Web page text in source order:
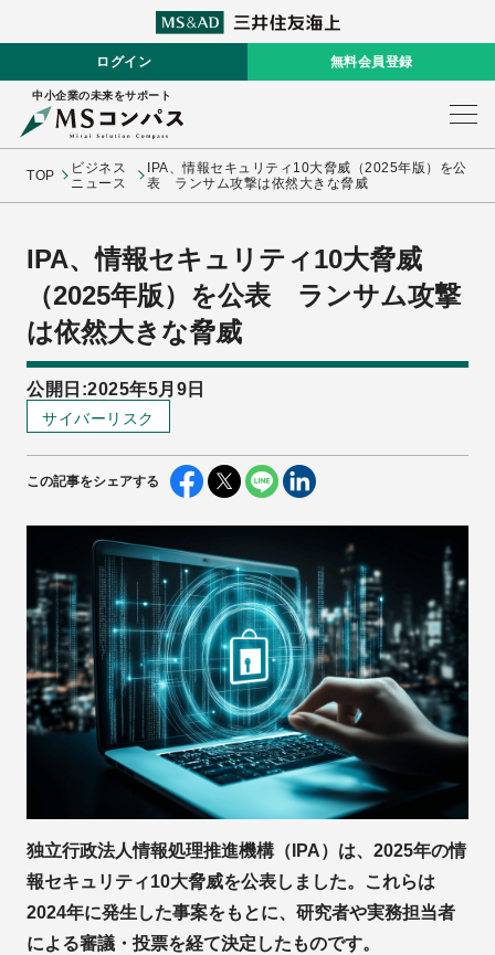
ログイン 無料会員登録
中小企業の未来をサポート
TOP
ビジネス
ニュース
IPA、情報セキュリティ10大脅威（2025年版）を公
表 ランサム攻撃は依然大きな脅威
IPA、情報セキュリティ10大脅威
（2025年版）を公表 ランサム攻撃
は依然大きな脅威
公開日:2025年5月9日
サイバーリスク
この記事をシェアする
独立行政法人情報処理推進機構（IPA）は、2025年の情
報セキュリティ10大脅威を公表しました。これらは
2024年に発生した事案をもとに、研究者や実務担当者
による審議・投票を経て決定したものです。